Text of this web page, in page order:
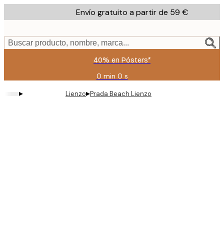
to
content.
Envío gratuito a partir de 59 €
Buscar producto, nombre, marca...
40% en Pósters*
0 min 0 s
Válido
hasta:
2026-
▸ Lienzo▸Prada Beach Lienzo